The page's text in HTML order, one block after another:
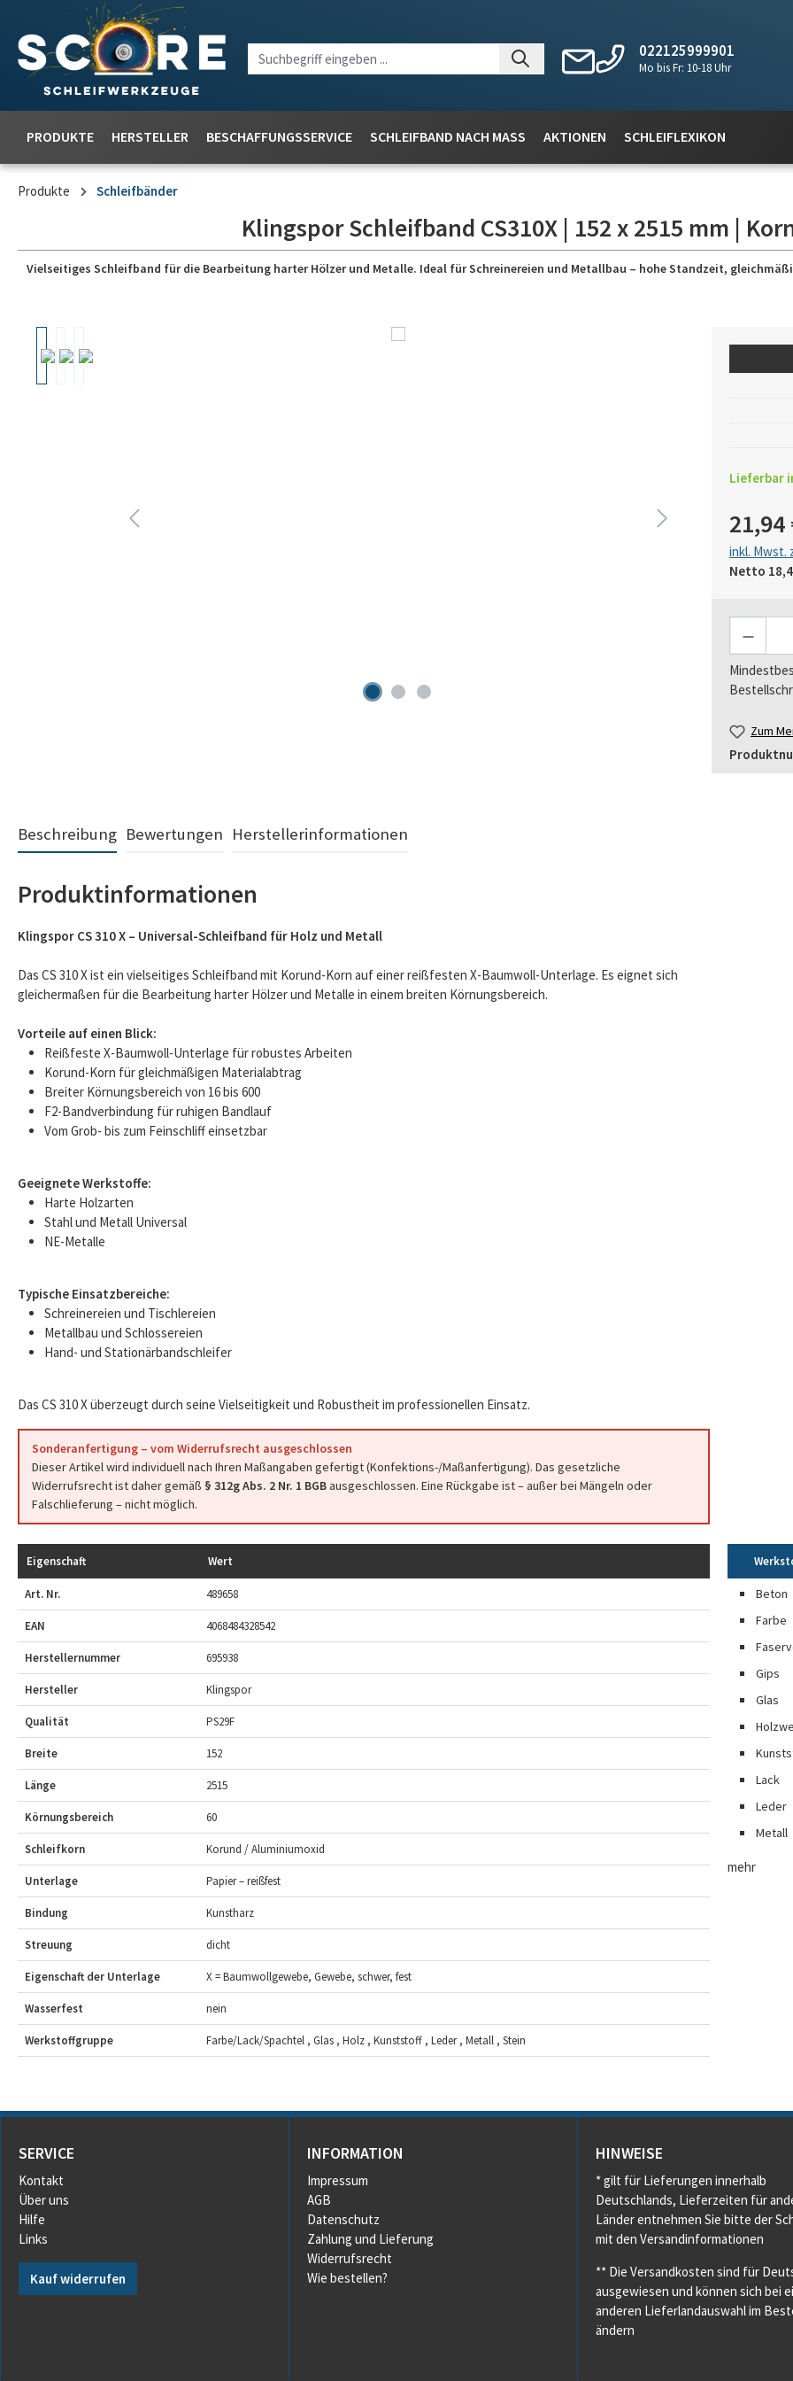
022125999901
Mo bis Fr: 10-18 Uhr
PRODUKTE HERSTELLER BESCHAFFUNGSSERVICE SCHLEIFBAND NACH MASS AKTIONEN SCHLEIFLEXIKON
Produkte Schleifbänder
Klingspor Schleifband CS310X | 152 x 2515 mm |
Vielseitiges Schleifband für die Bearbeitung harter Hölzer und Metalle. Ideal für Schreinereien und Metallbau – hohe Standzeit,
Lieferbar
21,94
inkl. Mwst.
Netto
Zum
Beschreibung Bewertungen Herstellerinformationen
Produktinformationen
Klingspor CS 310 X – Universal-Schleifband für Holz und Metall
Das CS 310 X ist ein vielseitiges Schleifband mit Korund-Korn auf einer reißfesten X-Baumwoll-Unterlage. Es eignet sich
gleichermaßen für die Bearbeitung harter Hölzer und Metalle in einem breiten Körnungsbereich.
Vorteile auf einen Blick:
Reißfeste X-Baumwoll-Unterlage für robustes Arbeiten
Korund-Korn für gleichmäßigen Materialabtrag
Breiter Körnungsbereich von 16 bis 600
F2-Bandverbindung für ruhigen Bandlauf
Vom Grob- bis zum Feinschliff einsetzbar
Geeignete Werkstoffe:
Harte Holzarten
Stahl und Metall Universal
NE-Metalle
Typische Einsatzbereiche:
Schreinereien und Tischlereien
Metallbau und Schlossereien
Hand- und Stationärbandschleifer
Das CS 310 X überzeugt durch seine Vielseitigkeit und Robustheit im professionellen Einsatz.
Sonderanfertigung – vom Widerrufsrecht ausgeschlossen
Dieser Artikel wird individuell nach Ihren Maßangaben gefertigt (Konfektions-/Maßanfertigung). Das gesetzliche
Widerrufsrecht ist daher gemäß § 312g Abs. 2 Nr. 1 BGBausgeschlossen. Eine Rückgabe ist – außer bei Mängeln oder
Falschlieferung – nicht möglich.
Eigenschaft Wert
Art. Nr. 489658
EAN 4068484328542
Herstellernummer 695938
Hersteller Klingspor
Qualität PS29F
Breite 152
Länge 2515
Körnungsbereich 60
Schleifkorn Korund / Aluminiumoxid
Unterlage Papier – reißfest
Bindung Kunstharz
Streuung dicht
Eigenschaft der Unterlage X = Baumwollgewebe, Gewebe, schwer, fest
Wasserfest nein
Werkstoffgruppe Farbe/Lack/Spachtel , Glas , Holz , Kunststoff , Leder , Metall , Stein
Beton
Farbe
Gips
Glas
Lack
Leder
Metall
mehr
SERVICE
Kontakt
Über uns
Hilfe
Links
Kauf widerrufen
INFORMATION
Impressum
AGB
Datenschutz
Zahlung und Lieferung
Widerrufsrecht
Wie bestellen?
HINWEISE
* gilt für Lieferungen innerhalb
Deutschlands, Lieferzeiten für
Länder entnehmen Sie bitte der
mit den Versandinformationen
** Die Versandkosten sind für
ausgewiesen und können sich bei
anderen Lieferlandauswahl im
ändern